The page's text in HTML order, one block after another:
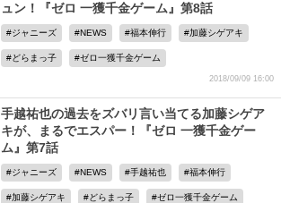
ュン！『ゼロ 一獲千金ゲーム』第8話
ジャニーズ NEWS 福本伸行 加藤シゲアキ
どらまっ子 ゼロ一獲千金ゲーム
2018/09/09 16:00
手越祐也の過去をズバリ言い当てる加藤シゲア
キが、まるでエスパー！『ゼロ 一獲千金ゲー
ム』第7話
ジャニーズ NEWS 手越祐也 福本伸行
加藤シゲアキ どらまっ子 ゼロ一獲千金ゲーム